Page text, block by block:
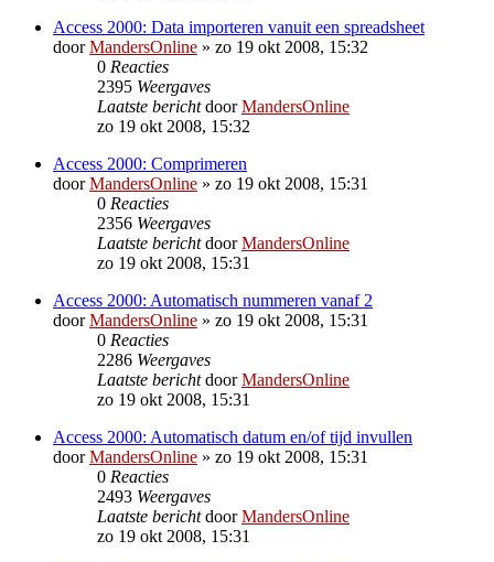
Access 2000: Data importeren vanuit een spreadsheet
doorMandersOnline » zo 19 okt 2008, 15:32
0 Reacties
2395 Weergaves
Laatste berichtdoorMandersOnline
zo 19 okt 2008, 15:32
Access 2000: Comprimeren
doorMandersOnline » zo 19 okt 2008, 15:31
0 Reacties
2356 Weergaves
Laatste berichtdoorMandersOnline
zo 19 okt 2008, 15:31
Access 2000: Automatisch nummeren vanaf 2
doorMandersOnline » zo 19 okt 2008, 15:31
0 Reacties
2286 Weergaves
Laatste berichtdoorMandersOnline
zo 19 okt 2008, 15:31
Access 2000: Automatisch datum en/of tijd invullen
doorMandersOnline » zo 19 okt 2008, 15:31
0 Reacties
2493 Weergaves
Laatste berichtdoorMandersOnline
zo 19 okt 2008, 15:31